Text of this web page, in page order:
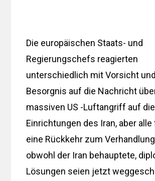
Die europäischen Staats- und
Regierungschefs reagierten
unterschiedlich mit Vorsicht und
Besorgnis auf die Nachricht
massiven US -Luftangriff auf
Einrichtungen des Iran, aber
eine Rückkehr zum
obwohl der Iran behauptete,
Lösungen seien jetzt